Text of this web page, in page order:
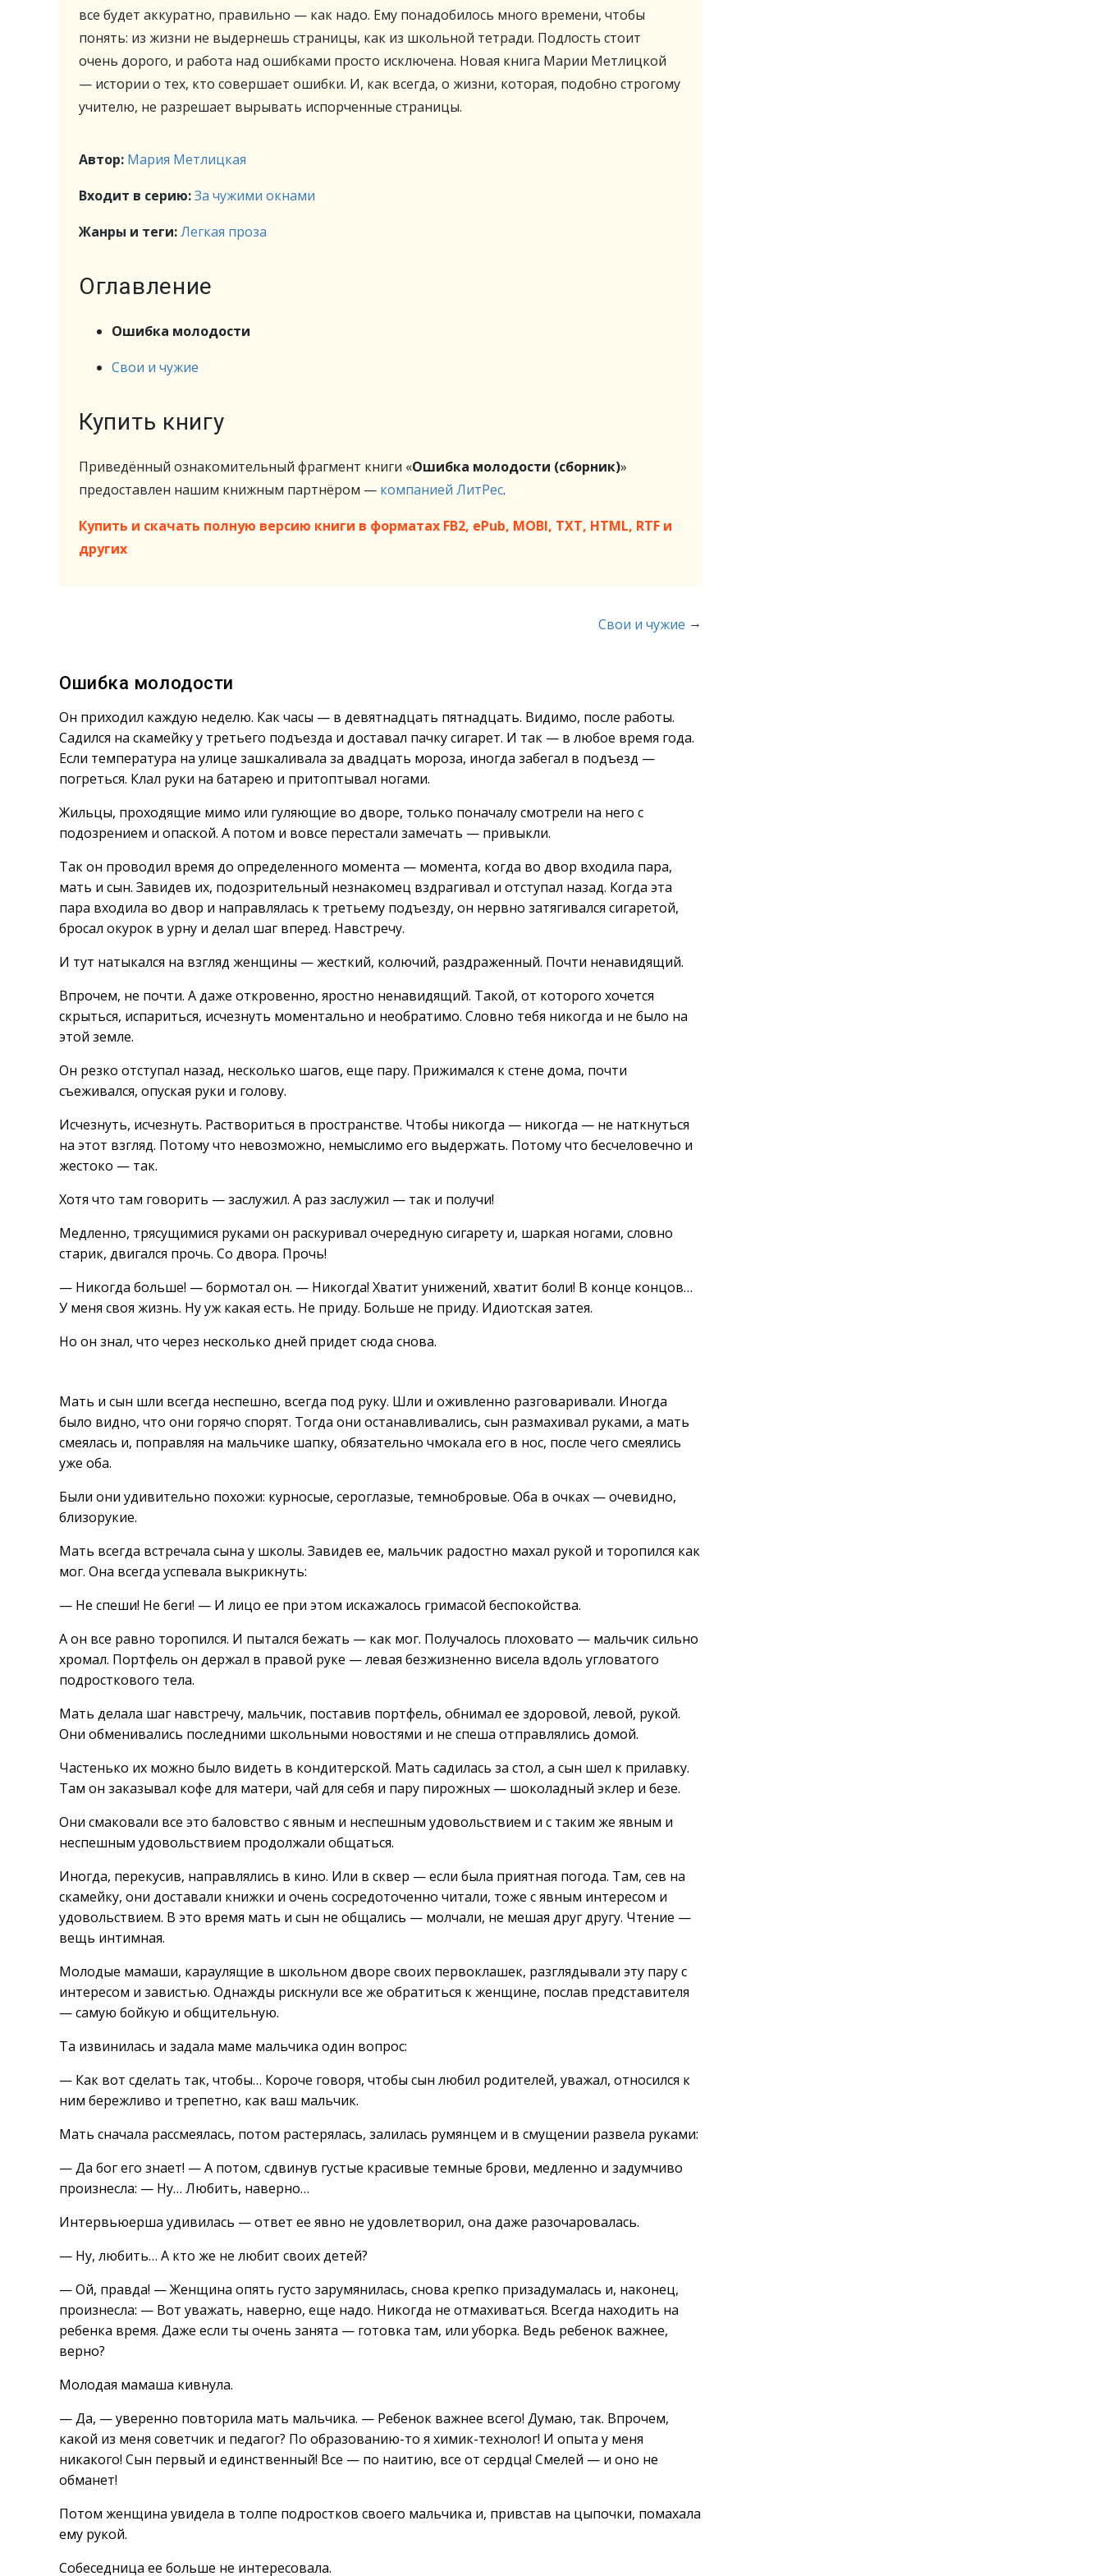
все будет аккуратно, правильно — как надо. Ему понадобилось много времени, чтобы
понять: из жизни не выдернешь страницы, как из школьной тетради. Подлость стоит
очень дорого, и работа над ошибками просто исключена. Новая книга Марии Метлицкой
— истории о тех, кто совершает ошибки. И, как всегда, о жизни, которая, подобно строгому
учителю, не разрешает вырывать испорченные страницы.
Автор: Мария Метлицкая
Входит в серию:За чужими окнами
Жанры и теги:Легкая проза
Оглавление
Ошибка молодости
Свои и чужие
Купить книгу
Приведённый ознакомительный фрагмент книги «Ошибка молодости (сборник)»
предоставлен нашим книжным партнёром — компанией ЛитРес.
Купить и скачать полную версию книги в форматах FB2, ePub, MOBI, TXT, HTML, RTF и
других
Свои и чужие →
Ошибка молодости
Он приходил каждую неделю. Как часы — в девятнадцать пятнадцать. Видимо, после работы.
Садился на скамейку у третьего подъезда и доставал пачку сигарет. И так — в любое время года.
Если температура на улице зашкаливала за двадцать мороза, иногда забегал в подъезд —
погреться. Клал руки на батарею и притоптывал ногами.
Жильцы, проходящие мимо или гуляющие во дворе, только поначалу смотрели на него с
подозрением и опаской. А потом и вовсе перестали замечать — привыкли.
Так он проводил время до определенного момента — момента, когда во двор входила пара,
мать и сын. Завидев их, подозрительный незнакомец вздрагивал и отступал назад. Когда эта
пара входила во двор и направлялась к третьему подъезду, он нервно затягивался сигаретой,
бросал окурок в урну и делал шаг вперед. Навстречу.
И тут натыкался на взгляд женщины — жесткий, колючий, раздраженный. Почти ненавидящий.
Впрочем, не почти. А даже откровенно, яростно ненавидящий. Такой, от которого хочется
скрыться, испариться, исчезнуть моментально и необратимо. Словно тебя никогда и не было на
этой земле.
Он резко отступал назад, несколько шагов, еще пару. Прижимался к стене дома, почти
съеживался, опуская руки и голову.
Исчезнуть, исчезнуть. Раствориться в пространстве. Чтобы никогда — никогда — не наткнуться
на этот взгляд. Потому что невозможно, немыслимо его выдержать. Потому что бесчеловечно и
жестоко — так.
Хотя что там говорить — заслужил. А раз заслужил — так и получи!
Медленно, трясущимися руками он раскуривал очередную сигарету и, шаркая ногами, словно
старик, двигался прочь. Со двора. Прочь!
— Никогда больше! — бормотал он. — Никогда! Хватит унижений, хватит боли! В конце концов…
У меня своя жизнь. Ну уж какая есть. Не приду. Больше не приду. Идиотская затея.
Но он знал, что через несколько дней придет сюда снова.
Мать и сын шли всегда неспешно, всегда под руку. Шли и оживленно разговаривали. Иногда
было видно, что они горячо спорят. Тогда они останавливались, сын размахивал руками, а мать
смеялась и, поправляя на мальчике шапку, обязательно чмокала его в нос, после чего смеялись
уже оба.
Были они удивительно похожи: курносые, сероглазые, темнобровые. Оба в очках — очевидно,
близорукие.
Мать всегда встречала сына у школы. Завидев ее, мальчик радостно махал рукой и торопился как
мог. Она всегда успевала выкрикнуть:
— Не спеши! Не беги! — И лицо ее при этом искажалось гримасой беспокойства.
А он все равно торопился. И пытался бежать — как мог. Получалось плоховато — мальчик сильно
хромал. Портфель он держал в правой руке — левая безжизненно висела вдоль угловатого
подросткового тела.
Мать делала шаг навстречу, мальчик, поставив портфель, обнимал ее здоровой, левой, рукой.
Они обменивались последними школьными новостями и не спеша отправлялись домой.
Частенько их можно было видеть в кондитерской. Мать садилась за стол, а сын шел к прилавку.
Там он заказывал кофе для матери, чай для себя и пару пирожных — шоколадный эклер и безе.
Они смаковали все это баловство с явным и неспешным удовольствием и с таким же явным и
неспешным удовольствием продолжали общаться.
Иногда, перекусив, направлялись в кино. Или в сквер — если была приятная погода. Там, сев на
скамейку, они доставали книжки и очень сосредоточенно читали, тоже с явным интересом и
удовольствием. В это время мать и сын не общались — молчали, не мешая друг другу. Чтение —
вещь интимная.
Молодые мамаши, караулящие в школьном дворе своих первоклашек, разглядывали эту пару с
интересом и завистью. Однажды рискнули все же обратиться к женщине, послав представителя
— самую бойкую и общительную.
Та извинилась и задала маме мальчика один вопрос:
— Как вот сделать так, чтобы… Короче говоря, чтобы сын любил родителей, уважал, относился к
ним бережливо и трепетно, как ваш мальчик.
Мать сначала рассмеялась, потом растерялась, залилась румянцем и в смущении развела руками:
— Да бог его знает! — А потом, сдвинув густые красивые темные брови, медленно и задумчиво
произнесла: — Ну… Любить, наверно…
Интервьюерша удивилась — ответ ее явно не удовлетворил, она даже разочаровалась.
— Ну, любить… А кто же не любит своих детей?
— Ой, правда! — Женщина опять густо зарумянилась, снова крепко призадумалась и, наконец,
произнесла: — Вот уважать, наверно, еще надо. Никогда не отмахиваться. Всегда находить на
ребенка время. Даже если ты очень занята — готовка там, или уборка. Ведь ребенок важнее,
верно?
Молодая мамаша кивнула.
— Да, — уверенно повторила мать мальчика. — Ребенок важнее всего! Думаю, так. Впрочем,
какой из меня советчик и педагог? По образованию-то я химик-технолог! И опыта у меня
никакого! Сын первый и единственный! Все — по наитию, все от сердца! Смелей — и оно не
обманет!
Потом женщина увидела в толпе подростков своего мальчика и, привстав на цыпочки, помахала
ему рукой.
Собеседница ее больше не интересовала.